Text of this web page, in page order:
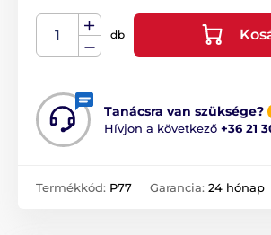
db
Tanácsra van szüksége?
Hívjon a következő +36 21
Termékkód: P77 Garancia: 24 hónap